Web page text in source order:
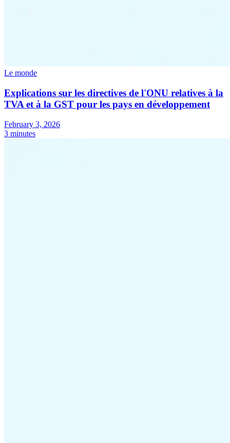
Le monde
Explications sur les directives de l'ONU relatives à la
TVA et à la GST pour les pays en développement
February 3, 2026
3 minutes